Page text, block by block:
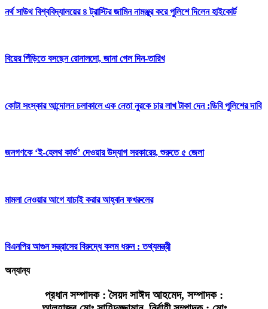
নর্থ সাউথ বিশ্ববিদ্যালয়ের ৪ ট্রাস্টির জামিন নামঞ্জুর করে পুলিশে দিলেন হাইকোর্ট
বিয়ের পিঁড়িতে বসছেন রোনালদো, জানা গেল দিন-তারিখ
কোটা সংস্কার আন্দোলন চলাকালে এক নেতা নুরকে চার লাখ টাকা দেন :ডিবি পুলিশের দাবি
জনগণকে ‘ই-হেলথ কার্ড’ দেওয়ার উদ্যাগ সরকারের, শুরুতে ৫ জেলা
মামলা নেওয়ার আগে যাচাই করার আহ্বান ফখরুলের
বিএনপির আগুন সন্ত্রাসের বিরুদ্ধে কলম ধরুন : তথ্যমন্ত্রী
অন্যান্য
প্রধান সম্পাদক : সৈয়দ সাঈদ আহমেদ, সম্পাদক :